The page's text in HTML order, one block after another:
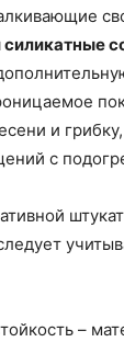
и
с
–